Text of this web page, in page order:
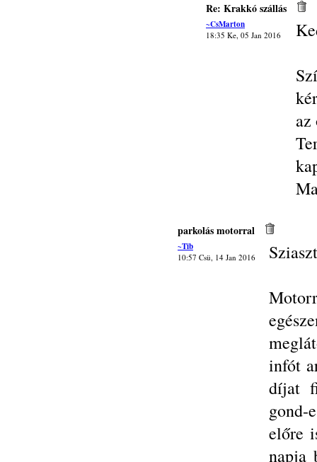
Re: Krakkó szállás
~CsMarton
18:35 Ke, 05 Jan 2016
parkolás motorral
~Tib
10:57 Csü, 14 Jan 2016
infót
díjat
gond-
előre
napja